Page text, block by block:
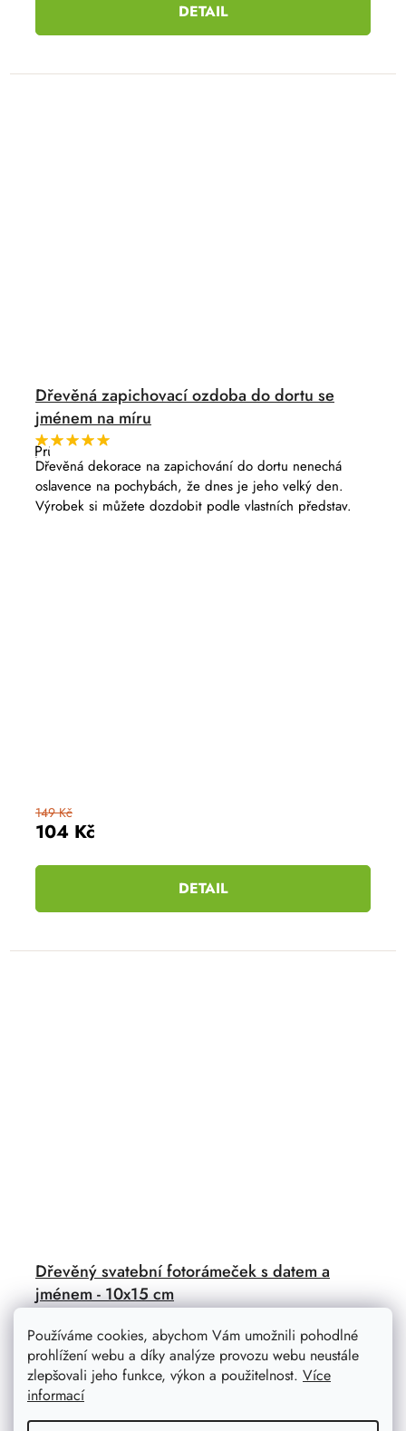
Používáme cookies, abychom Vám umožnili pohodlné
prohlížení webu a díky analýze provozu webu neustále
zlepšovali jeho funkce, výkon a použitelnost. Více
informací
DETAIL
Dřevěná zapichovací ozdoba do dortu se
jménem na míru
Průměrné
hodnocení
produktu
je
5,0
z
104 Kč
149 Kč
DETAIL
Dřevěná dekorace na zapichování do dortu nenechá
oslavence na pochybách, že dnes je jeho velký den.
Výrobek si můžete dozdobit podle vlastních představ.
Dřevěný svatební fotorámeček s datem a
jménem - 10x15 cm
Průměrné
hodnocení
produktu
je
5,0
z
5
hvězdiček.
Dřevěný svatební fotorámeček vám bude každé ráno
připomínat jeden z nejkrásnějších dnů vašeho života a
zároveň poslouží jako krásná dekorace.